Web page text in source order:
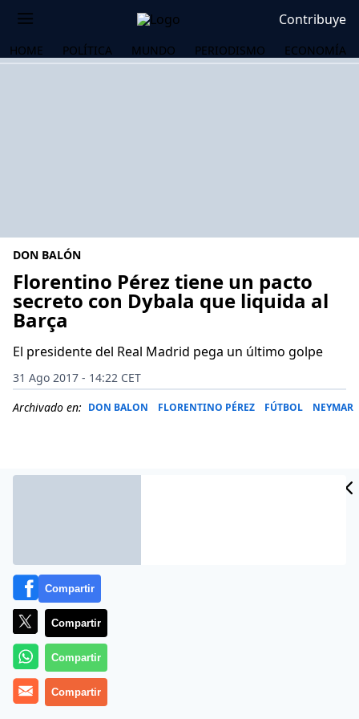
Contribuye
HOME POLÍTICA MUNDO PERIODISMO ECONOMÍA
DON BALÓN
Florentino Pérez tiene un pacto
secreto con Dybala que liquida al
Barça
El presidente del Real Madrid pega un último golpe
31 Ago 2017 - 14:22 CET
Archivado en: DON BALON FLORENTINO PÉREZ FÚTBOL NEYMAR
Dybala, como viene informando ‘Don Balón’ en
exclusiva, no tiene la más mínima intención de fichar
por un Barça que alegó incompatibilidad con Messi
Compartir
Compartir
Compartir
Compartir